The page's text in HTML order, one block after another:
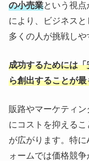
の小売業という視
により、ビジネス
多くの人が挑戦しや
成功するためには
ら創出することが
販路やマーケティ
にコストを抑える
が広がります。特
ォームでは価格競